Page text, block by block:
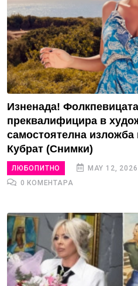
Изненада!
преквалифицира в
самостоятелна изложба
Кубрат (Снимки)
ЛЮБОПИТНО MAY 12, 2026
0 КОМЕНТАРА